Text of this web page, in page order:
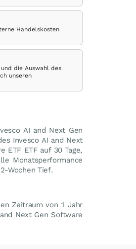
Handelskosten
die Auswahl des
unseren
AI and Next Gen
Invesco AI and Next
ETF ETF auf 30 Tage,
Monatsperformance
Wochen Tief.
Zeitraum von 1 Jahr
Next Gen Software